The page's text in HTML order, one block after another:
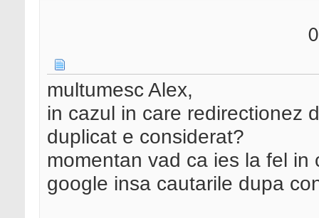
multumesc Alex,
in cazul in care redirectionez
duplicat e considerat?
momentan vad ca ies la fel
google insa cautarile dupa